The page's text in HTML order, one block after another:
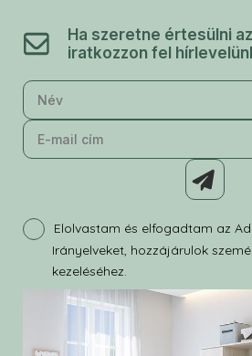
VIKI
Ha szeretne értesülni
iratkozzon fel
Elolvastam és elfogadtam az
Irányelveket, hozzájárulok
kezeléséhez.